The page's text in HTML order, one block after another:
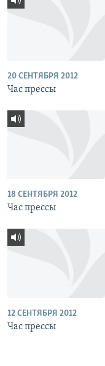
20 СЕНТЯБРЯ 2012
Час прессы
18 СЕНТЯБРЯ 2012
Час прессы
12 СЕНТЯБРЯ 2012
Час прессы